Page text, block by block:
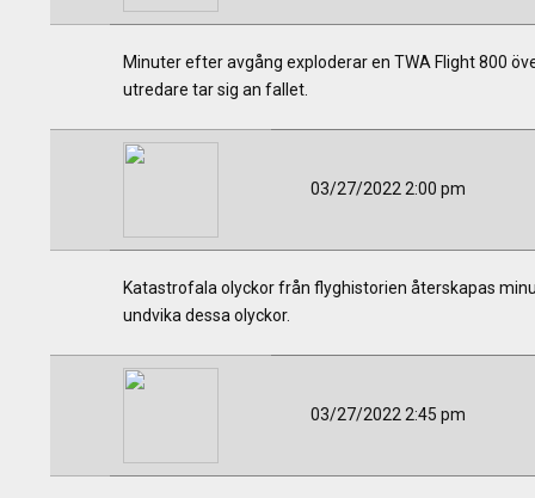
Minuter efter avgång exploderar en TWA Flight 800
utredare tar sig an fallet.
03/27/2022 2:00 pm
Katastrofala olyckor från flyghistorien återskapas
undvika dessa olyckor.
03/27/2022 2:45 pm